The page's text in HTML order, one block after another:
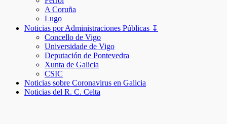
A Coruña
Lugo
Noticias por Administraciones Públicas ↧
Concello de Vigo
Universidade de Vigo
Deputación de Pontevedra
Xunta de Galicia
CSIC
Noticias sobre Coronavirus en Galicia
Noticias del R. C. Celta